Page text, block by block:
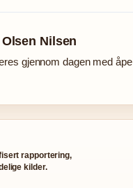
Nilsen
gjennom dagen med
rapportering,
kilder.